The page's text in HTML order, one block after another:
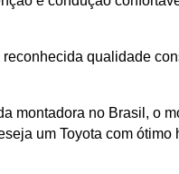
qualidade
montadora no Brasil, o
um Toyota com